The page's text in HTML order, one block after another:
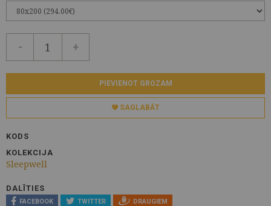
- +
PIEVIENOT GROZAM
SAGLABĀT
KODS
KOLEKCIJA
Sleepwell
DALĪTIES
FACEBOOK TWITTER DRAUGIEM